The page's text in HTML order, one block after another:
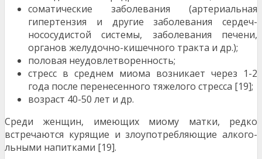
соматические заболевания (артериальная
гипертензия и другие заболевания сердеч­
нососудистой системы, заболевания печени,
органов желудочно-кишечного тракта и др.);
половая неудовлетворенность;
стресс в среднем миома возникает через 1-2
года после перенесенного тяжелого стресса [19];
возраст 40-50 лет и др.
Среди женщин, имеющих миому матки, редко
встречаются курящие и злоупотребляющие алкого­
льными напитками [19].